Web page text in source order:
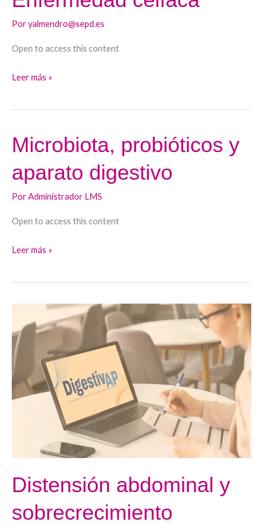
Poryalmendro@sepd.es
Open to access this content
celíaca
Leer más »
Microbiota, probióticos y
aparato digestivo
PorAdministrador LMS
Open to access this content
Microbiota,
probióticos
y
aparato
digestivo
Leer más »
Distensión abdominal y
sobrecrecimiento
Distensión
abdominal
sobrecrecimiento
bacteriano
del